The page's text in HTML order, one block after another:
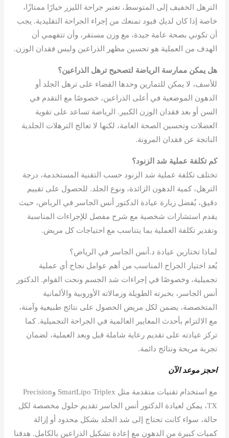
الترهل الخفيف إلى المتوسط، تعتبر جراحة الليزر خيارًا ممتازًا،
خاصة إذا كان لديكِ قيود تمنعك من إجراء الجراحة التقليدية. يجب
أن تكوني بصحة عامة جيدة، مع وزن مستقر، وأن تتفهمي أن
الهدف من العملية هو تحسين مظهر الذراعين وليس فقدان الوزن.
هل يمكن ممارسة الرياضة لتصحيح ترهل الذراعين؟
للأسف، لا يمكن للتمارين وحدها القضاء على ترهل الجلد أو
الدهون الموضعية في أعلى الذراعين، خصوصًا مع التقدم في
السن أو بعد فقدان الوزن الكبير. الرياضة تساعد على تقوية
العضلات وتحسين الصحة العامة، لكنها لا تعالج الترهلات الجلدية
الناتجة عن فقدان المرونة.
كم تكلفة عملية شد الزنود؟
تختلف تكلفة عملية شد الزنود حسب التقنية المستخدمة، درجة
الترهل، كمية الدهون الزائدة، ونوع الجلد. للحصول على تقييم
دقيق، يُفضل زيارة عيادة الدكتور أنس الجاسر في الرياض، حيث
يقدم استشارات شخصية مع شرح مفصل للإجراءات المناسبة
وتقدير تكلفة العملية بما يتناسب مع احتياجات كل مريض.
لماذا تختارين عيادة د.أنس الجاسر في الرياض؟
يُعد اختيار الجراح المناسب من أهم عوامل نجاح أي عملية
تجميلية، وخصوصًا في إجراءات شد الجسم ونحت القوام. الدكتور
أنس الجاسر، بخبرته الطويلة وزمالاته الأوروبية والألمانية
المتخصصة، يضمن لكل مريض الحصول على نتائج طبيعية وآمنة،
مع الالتزام بأحدث المعايير العالمية في الجراحة التجميلية. كما
تركز عيادته على تقديم رعاية شاملة قبل وبعد العملية، لضمان
تجربة مريحة ونتائج دائمة.
احجز موعد الآن
مع استخدام تقنيات متقدمة مثل SmartLipo Triplex وPrecision
TX، يمكن لعيادة الدكتور أنس الجاسر تقديم حلول مخصصة لكل
حالة، سواء كانت تحتاج إلى شد الجلد بشكل محدود أو إزالة
كميات كبيرة من الدهون مع إعادة تشكيل الذراعين بالكامل. هدفنا